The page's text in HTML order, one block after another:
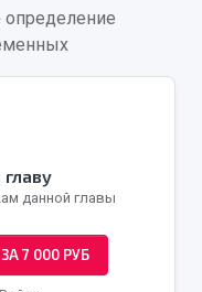
данной главы
7 000 РУБ